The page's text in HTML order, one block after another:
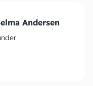
Andersen